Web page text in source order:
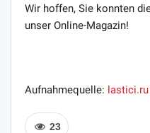
Wir hoffen, Sie konnten
unser Online-Magazin!
Aufnahmequelle: lastici.ru
23